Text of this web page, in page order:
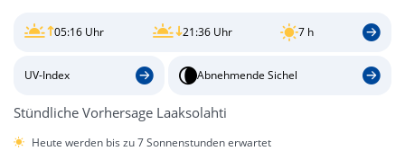
05:16 Uhr 21:36 Uhr 7 h
UV-Index Abnehmende Sichel
Stündliche Vorhersage Laaksolahti
Heute werden bis zu 7 Sonnenstunden erwartet